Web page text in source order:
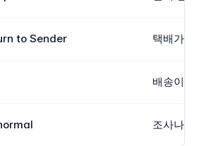
to Sender 택배가 원
배송이 취
조사나 개